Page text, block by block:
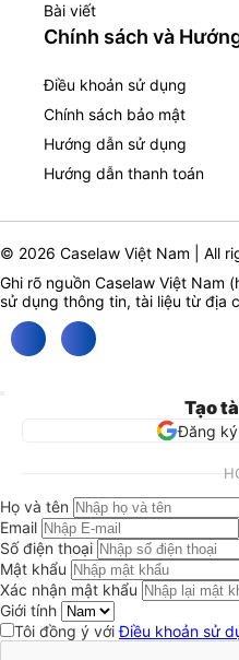
Bài viết
Chính sách và
Điều khoản sử dụng
Chính sách bảo mật
Hướng dẫn sử dụng
Hướng dẫn thanh toán
© 2026 Caselaw Việt Nam | All
Ghi rõ nguồn Caselaw Việt Nam (
sử dụng thông tin, tài liệu từ địa
Tạo
Đăng ký
Họ và tên
Email
Số điện thoại
Mật khẩu
Xác nhận mật khẩu
Giới tính
Tôi đồng ý vớiĐiều khoản sử